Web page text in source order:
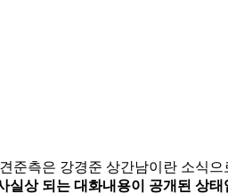
준측은 강경준 상간남이란 소식으
실상 되는 대화내용이 공개된 상태